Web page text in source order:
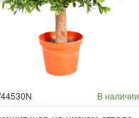
В наличии